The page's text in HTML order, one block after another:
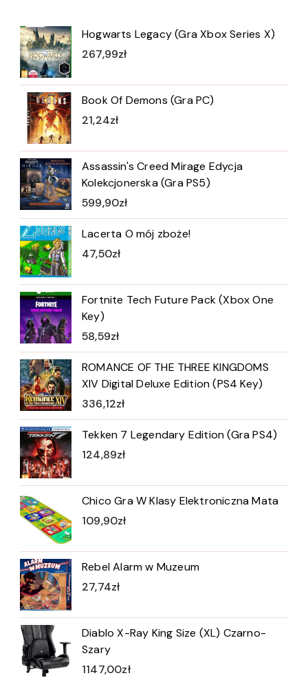
Hogwarts Legacy (Gra Xbox Series X)
267,99zł
Book Of Demons (Gra PC)
21,24zł
Assassin's Creed Mirage Edycja
Kolekcjonerska (Gra PS5)
599,90zł
Lacerta O mój zboże!
47,50zł
Fortnite Tech Future Pack (Xbox One
Key)
58,59zł
ROMANCE OF THE THREE KINGDOMS
XIV Digital Deluxe Edition (PS4 Key)
336,12zł
Tekken 7 Legendary Edition (Gra PS4)
124,89zł
Chico Gra W Klasy Elektroniczna Mata
109,90zł
Rebel Alarm w Muzeum
27,74zł
Diablo X-Ray King Size (XL) Czarno-
Szary
1147,00zł